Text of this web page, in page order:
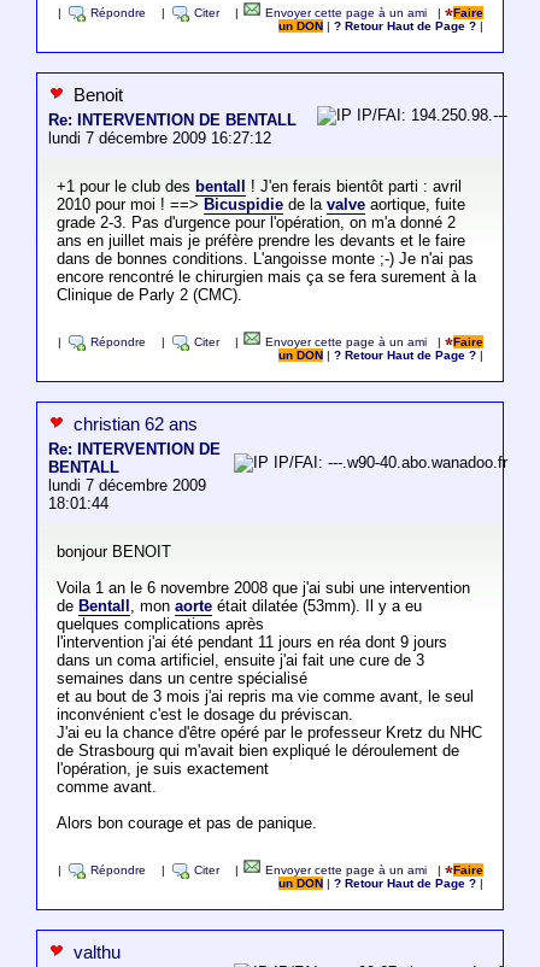
Répondre Citer Envoyer cette page à un ami |
Faire
un DON
|? Retour Haut de Page ?
Benoit
Re: INTERVENTION DE BENTALL
lundi 7 décembre 2009 16:27:12
IP/FAI: 194.250.98.---
+1 pour le club des bentall
! J'en ferais bientôt parti : avril
2010 pour moi ! ==> Bicuspidiede la valveaortique, fuite
grade 2-3. Pas d'urgence pour l'opération, on m'a donné 2
ans en juillet mais je préfère prendre les devants et le faire
dans de bonnes conditions. L'angoisse monte ;-) Je n'ai pas
encore rencontré le chirurgien mais ça se fera surement à la
Clinique de Parly 2 (CMC).
Répondre Citer Envoyer cette page à un ami |
Faire
un DON
|? Retour Haut de Page ?
christian 62 ans
Re: INTERVENTION DE
BENTALL
lundi 7 décembre 2009
18:01:44
IP/FAI: ---.w90-40.abo.wanadoo.fr
bonjour BENOIT
Voila 1 an le 6 novembre 2008 que j'ai subi une intervention
de Bentall , mon aorteétait dilatée (53mm). Il y a eu
quelques complications après
l'intervention j'ai été pendant 11 jours en réa dont 9 jours
dans un coma artificiel, ensuite j'ai fait une cure de 3
semaines dans un centre spécialisé
et au bout de 3 mois j'ai repris ma vie comme avant, le seul
inconvénient c'est le dosage du préviscan.
J'ai eu la chance d'être opéré par le professeur Kretz du NHC
de Strasbourg qui m'avait bien expliqué le déroulement de
l'opération, je suis exactement
comme avant.
Alors bon courage et pas de panique.
Répondre Citer Envoyer cette page à un ami |
Faire
un DON
|? Retour Haut de Page ?
valthu